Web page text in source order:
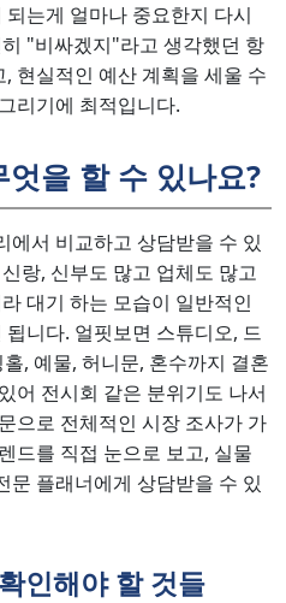
는게 얼마나 중요한지 다시
"비싸겠지"라고 생각했던 항
현실적인 예산 계획을 세울 수
리기에 최적입니다.
을 할 수 있나요?
에서 비교하고 상담받을 수 있
랑, 신부도 많고 업체도 많고
대기 하는 모습이 일반적인
니다. 얼핏보면 스튜디오, 드
, 예물, 허니문, 혼수까지 결혼
어 전시회 같은 분위기도 나서
으로 전체적인 시장 조사가 가
드를 직접 눈으로 보고, 실물
문 플래너에게 상담받을 수 있
인해야 할 것들